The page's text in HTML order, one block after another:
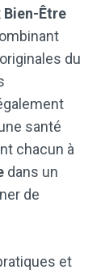
Être
du
santé
chacun à
dans un
de
et